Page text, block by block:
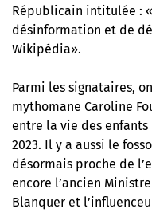
Républicain intitulée :
désinformation et de
Wikipédia».
Parmi les signataires,
mythomane Caroline
entre la vie des
2023. Il y a aussi le
désormais proche de
encore l’ancien
Blanquer et